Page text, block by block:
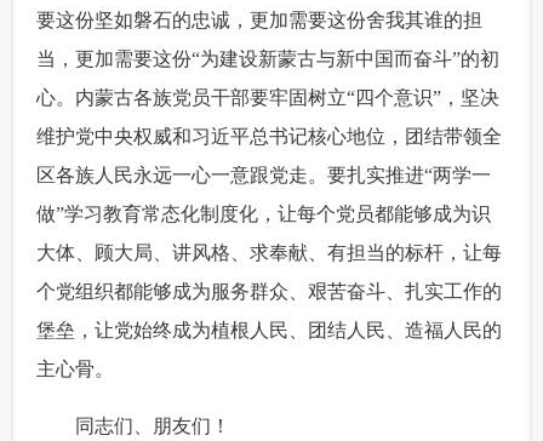
要这份坚如磐石的忠诚，更加需要这份舍我其谁的担
当，更加需要这份“为建设新蒙古与新中国而奋斗”的初
心。内蒙古各族党员干部要牢固树立“四个意识”，坚决
维护党中央权威和习近平总书记核心地位，团结带领全
区各族人民永远一心一意跟党走。要扎实推进“两学一
做”学习教育常态化制度化，让每个党员都能够成为识
大体、顾大局、讲风格、求奉献、有担当的标杆，让每
个党组织都能够成为服务群众、艰苦奋斗、扎实工作的
堡垒，让党始终成为植根人民、团结人民、造福人民的
主心骨。
同志们、朋友们！